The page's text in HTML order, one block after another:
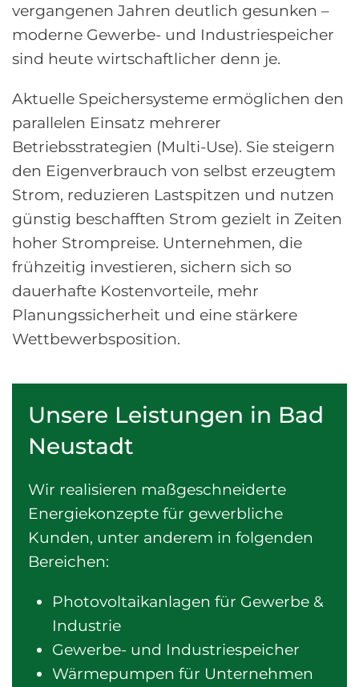
vergangenen Jahren deutlich gesunken –
moderne Gewerbe- und Industriespeicher
sind heute wirtschaftlicher denn je.
Aktuelle Speichersysteme ermöglichen den
parallelen Einsatz mehrerer
Betriebsstrategien (Multi-Use). Sie steigern
den Eigenverbrauch von selbst erzeugtem
Strom, reduzieren Lastspitzen und nutzen
günstig beschafften Strom gezielt in Zeiten
hoher Strompreise. Unternehmen, die
frühzeitig investieren, sichern sich so
dauerhafte Kostenvorteile, mehr
Planungssicherheit und eine stärkere
Wettbewerbsposition.
Unsere Leistungen in Bad
Neustadt
Wir realisieren maßgeschneiderte
Energiekonzepte für gewerbliche
Kunden, unter anderem in folgenden
Bereichen:
Photovoltaikanlagen für Gewerbe &
Industrie
Gewerbe- und Industriespeicher
Wärmepumpen für Unternehmen